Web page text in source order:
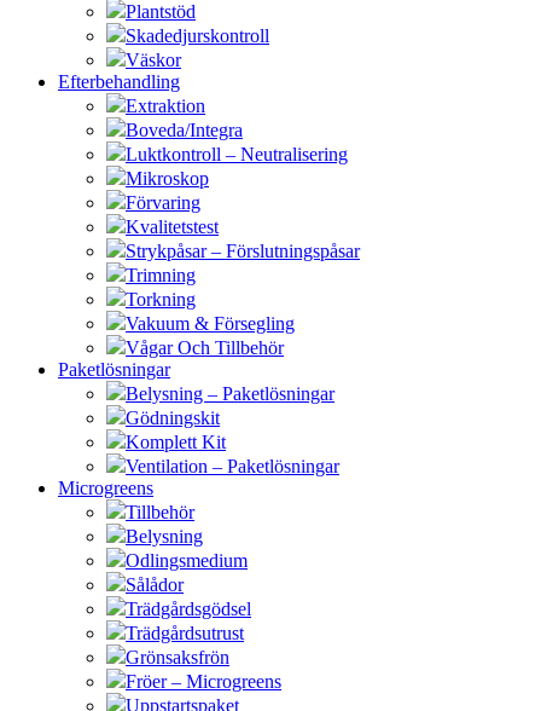
Plantstöd
Skadedjurskontroll
Väskor
Efterbehandling
Extraktion
Boveda/Integra
Luktkontroll – Neutralisering
Mikroskop
Förvaring
Kvalitetstest
Strykpåsar – Förslutningspåsar
Trimning
Torkning
Vakuum & Försegling
Vågar Och Tillbehör
Paketlösningar
Belysning – Paketlösningar
Gödningskit
Komplett Kit
Ventilation – Paketlösningar
Microgreens
Tillbehör
Belysning
Odlingsmedium
Sålådor
Trädgårdsgödsel
Trädgårdsutrust
Grönsaksfrön
Fröer – Microgreens
Uppstartspaket